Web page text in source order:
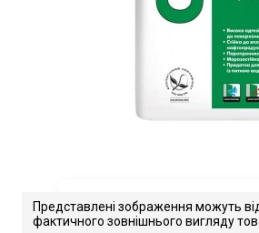
Представлені зображення можуть
фактичного зовнішнього вигляду